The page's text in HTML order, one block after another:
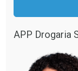
Comprar sem
Comprar sem
APP Drogaria